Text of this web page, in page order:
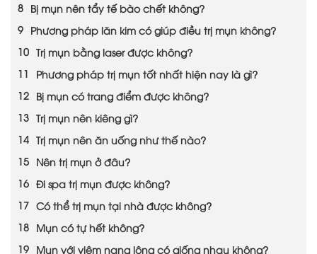
Bị mụn nên tẩy tế bào chết không?
Phương pháp lăn kim có giúp điều trị mụn không?
Trị mụn bằng laser được không?
Phương pháp trị mụn tốt nhất hiện nay là gì?
Bị mụn có trang điểm được không?
Trị mụn nên kiêng gì?
Trị mụn nên ăn uống như thế nào?
Nên trị mụn ở đâu?
Đi spa trị mụn được không?
Có thể trị mụn tại nhà được không?
Mụn có tự hết không?
Mụn với viêm nang lông có giống nhau không?